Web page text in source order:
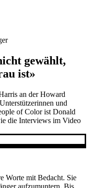
gewählt,
ist»
an der Howard
und
of Color ist Donald
die Interviews im Video
Worte mit Bedacht. Sie
aufzumuntern. Bis